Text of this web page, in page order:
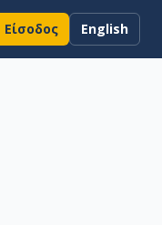
Είσοδος English